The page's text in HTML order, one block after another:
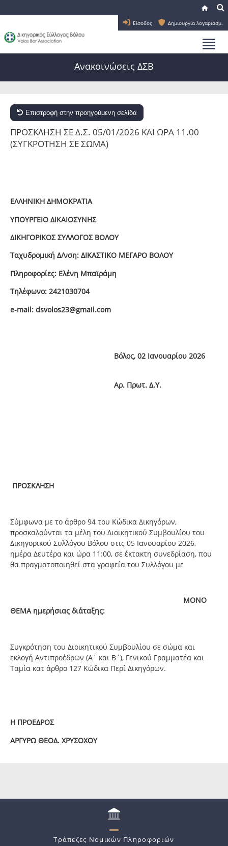
Είσοδος Δημιουργία λογαριασμ.
Ανακοινώσεις ΔΣΒ
Επιστροφή στην προηγούμενη σελίδα
ΠΡΟΣΚΛΗΣΗ ΣΕ Δ.Σ. 05/01/2026 ΚΑΙ ΩΡΑ 11.00
(ΣΥΓΚΡΟΤΗΣΗ ΣΕ ΣΩΜΑ)
ΕΛΛΗΝΙΚΗ ΔΗΜΟΚΡΑΤΙΑ
ΥΠΟΥΡΓΕΙΟ ΔΙΚΑΙΟΣΥΝΗΣ
ΔΙΚΗΓΟΡΙΚΟΣ ΣΥΛΛΟΓΟΣ ΒΟΛΟΥ
Ταχυδρομική Δ/νση: ΔΙΚΑΣΤΙΚΟ ΜΕΓΑΡΟ ΒΟΛΟΥ
Πληροφορίες: Ελένη Μπαϊράμη
Τηλέφωνο: 2421030704
e-mail: dsvolos23@gmail.com
Βόλος, 02 Ιανουαρίου 2026
Αρ. Πρωτ. Δ.Υ.
ΠΡΟΣΚΛΗΣΗ
Σύμφωνα με το άρθρο 94 του Κώδικα Δικηγόρων,
προσκαλούνται τα μέλη του Διοικητικού Συμβουλίου του
Δικηγορικού Συλλόγου Βόλου στις 05 Ιανουαρίου 2026,
ημέρα Δευτέρα και ώρα 11:00, σε έκτακτη συνεδρίαση, που
θα πραγματοποιηθεί στα γραφεία του Συλλόγου με
ΜΟΝΟ
ΘΕΜΑ ημερήσιας διάταξης:
Συγκρότηση του Διοικητικού Συμβουλίου σε σώμα και
εκλογή Αντιπροέδρων (Α΄ και Β΄), Γενικού Γραμματέα και
Ταμία κατ άρθρο 127 Κώδικα Περί Δικηγόρων.
Η ΠΡΟΕΔΡΟΣ
ΑΡΓΥΡΩ ΘΕΟΔ. ΧΡΥΣΟΧΟΥ
Τράπεζες Νομικών Πληροφοριών